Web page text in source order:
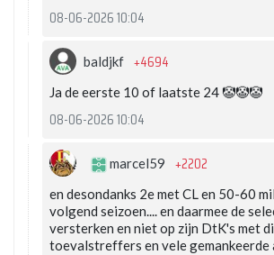
08-06-2026 10:04
baldjkf +4694
Ja de eerste 10 of laatste 24 🤡🤡🤡
08-06-2026 10:04
marcel59 +2202
en desondanks 2e met CL en 50-60
volgend seizoen.... en daarmee de
versterken en niet op zijn DtK's met
toevalstreffers en vele gemankeerde